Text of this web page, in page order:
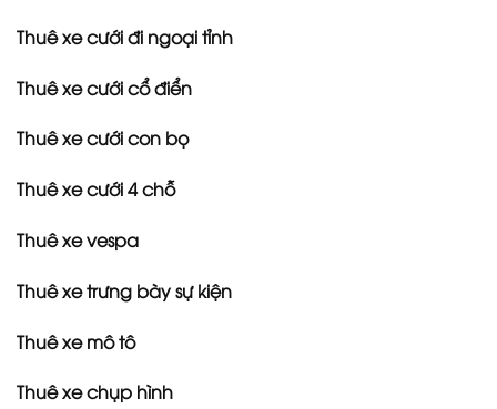
Thuê xe cưới đi ngoại tỉnh
Thuê xe cưới cổ điển
Thuê xe cưới con bọ
Thuê xe cưới 4 chỗ
Thuê xe vespa
Thuê xe trưng bày sự kiện
Thuê xe mô tô
Thuê xe chụp hình